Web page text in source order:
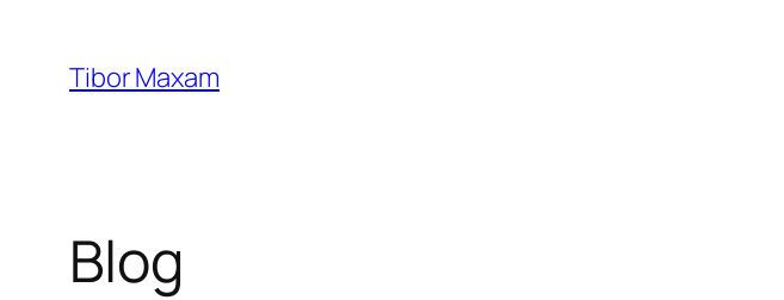
Inhalt
springen
Tibor Maxam
Blog